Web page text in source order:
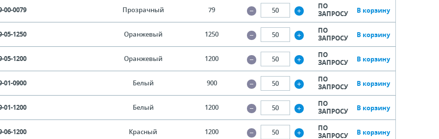
00-0079 Прозрачный 79
ПО
ЗАПРОСУ
В корзину
05-1250 Оранжевый 1250
ПО
ЗАПРОСУ
В корзину
05-1200 Оранжевый 1200
ПО
ЗАПРОСУ
В корзину
01-0900 Белый 900
ПО
ЗАПРОСУ
В корзину
01-1200 Белый 1200
ПО
ЗАПРОСУ
В корзину
06-1200 Красный 1200
ПО
ЗАПРОСУ
В корзину